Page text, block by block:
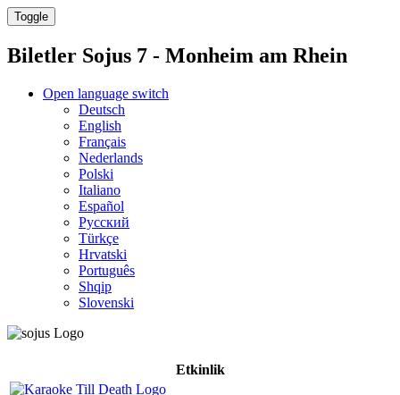
Toggle
Biletler Sojus 7 - Monheim am Rhein
Open language switch
Deutsch
English
Français
Nederlands
Polski
Italiano
Español
Русский
Türkçe
Hrvatski
Português
Shqip
Slovenski
Etkinlik